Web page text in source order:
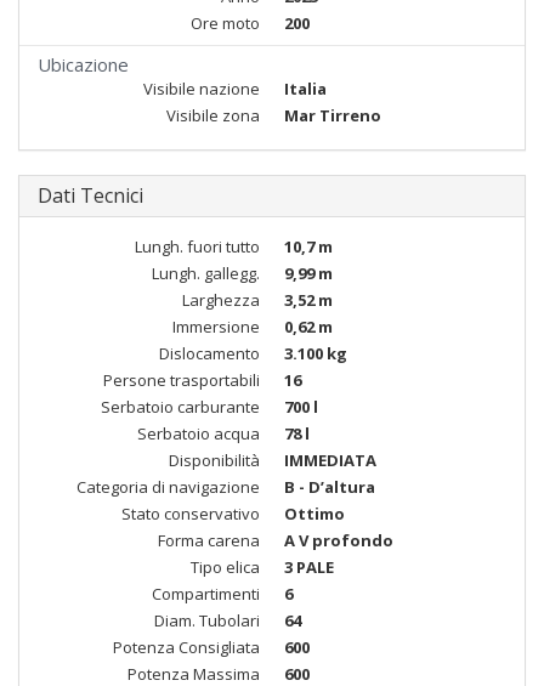
Ore moto
200
Ubicazione
Visibile nazione
Italia
Visibile zona
Mar Tirreno
Dati Tecnici
Lungh. fuori tutto
10,7 m
Lungh. gallegg.
9,99 m
Larghezza
3,52 m
Immersione
0,62 m
Dislocamento
3.100 kg
Persone trasportabili
16
Serbatoio carburante
700 l
Serbatoio acqua
78 l
Disponibilità
IMMEDIATA
Categoria di navigazione
B - D’altura
Stato conservativo
Ottimo
Forma carena
A V profondo
Tipo elica
3 PALE
Compartimenti
6
Diam. Tubolari
64
Potenza Consigliata
600
Potenza Massima
600